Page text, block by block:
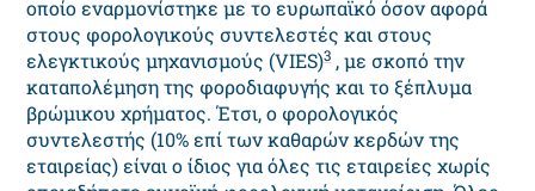
οποίο εναρμονίστηκε με το ευρωπαϊκό όσον αφορά
στους φορολογικούς συντελεστές και στους
ελεγκτικούς μηχανισμούς (VIES)3, με σκοπό την
καταπολέμηση της φοροδιαφυγής και το ξέπλυμα
βρώμικου χρήματος. Έτσι, ο φορολογικός
συντελεστής (10% επί των καθαρών κερδών της
εταιρείας) είναι ο ίδιος για όλες τις εταιρείες χωρίς